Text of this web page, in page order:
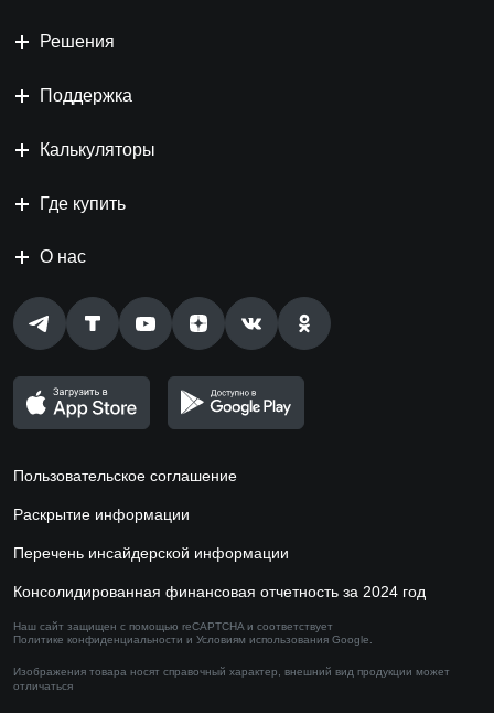
Решения
Поддержка
Калькуляторы
Где купить
О нас
Пользовательское соглашение
Раскрытие информации
Перечень инсайдерской информации
Консолидированная финансовая отчетность за 2024 год
Наш сайт защищен с помощью reCAPTCHA и соответствует
Политике конфиденциальности и Условиям использования Google.
Изображения товара носят справочный характер, внешний вид продукции может
отличаться